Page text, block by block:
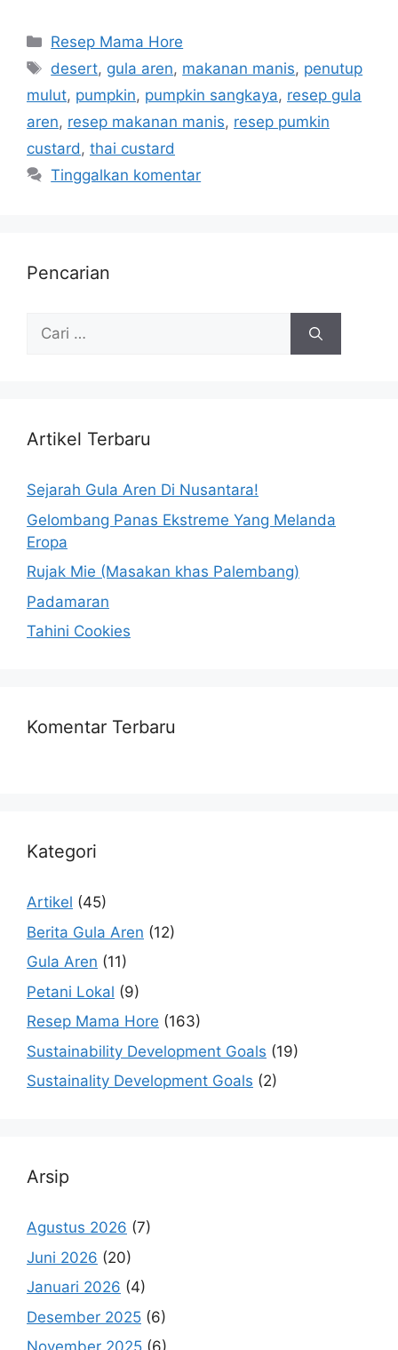
Resep Mama Hore
desert, gula aren, makanan manis, penutup
mulut, pumpkin, pumpkin sangkaya, resep gula
aren, resep makanan manis, resep pumkin
custard, thai custard
Tinggalkan komentar
Pencarian
Artikel Terbaru
Sejarah Gula Aren Di Nusantara!
Gelombang Panas Ekstreme Yang Melanda
Eropa
Rujak Mie (Masakan khas Palembang)
Padamaran
Tahini Cookies
Komentar Terbaru
Kategori
Artikel (45)
Berita Gula Aren (12)
Gula Aren (11)
Petani Lokal (9)
Resep Mama Hore (163)
Sustainability Development Goals (19)
Sustainality Development Goals (2)
Arsip
Agustus 2026 (7)
Juni 2026 (20)
Januari 2026 (4)
Desember 2025 (6)